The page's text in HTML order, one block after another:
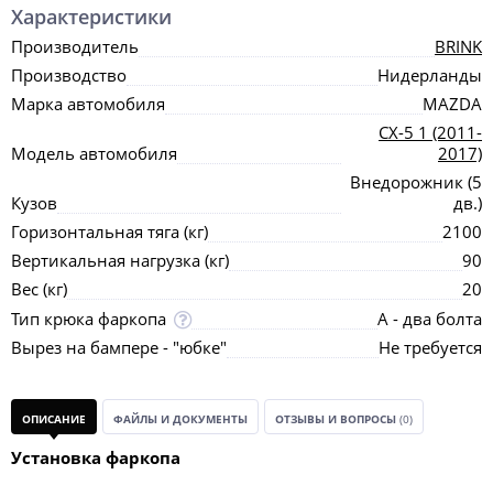
Характеристики
Производитель
BRINK
Производство
Нидерланды
Марка автомобиля
MAZDA
Модель автомобиля
CX-5 1 (2011-
2017)
Кузов
Внедорожник (5
дв.)
Горизонтальная тяга (кг)
2100
Вертикальная нагрузка (кг)
90
Вес (кг)
20
Тип крюка фаркопа
А - два болта
Вырез на бампере - "юбке"
Не требуется
ОПИСАНИЕ ФАЙЛЫ И ДОКУМЕНТЫ ОТЗЫВЫ И ВОПРОСЫ (0)
Установка фаркопа